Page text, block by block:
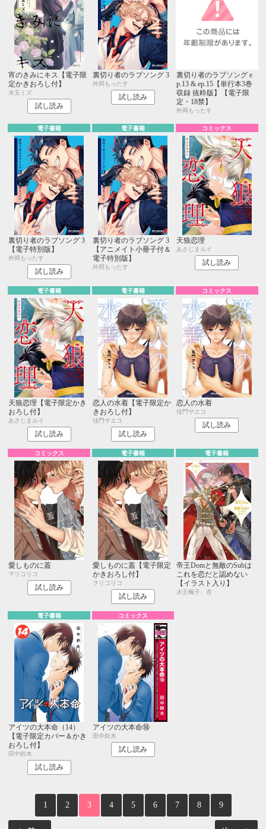
宵のきみにキス【電子限
定かきおろし付】
水玉ミズ
試し読み
裏切り者のラブソング 3
外岡もったす
試し読み
裏切り者のラブソング e
p.13 & ep.15【単行本3巻
収録 抜粋版】【電子限
定・18禁】
外岡もったす
電子書籍
裏切り者のラブソング 3
【電子特別版】
外岡もったす
試し読み
電子書籍
裏切り者のラブソング 3
【アニメイト小冊子付＆
電子特別版】
外岡もったす
コミックス
天狼恋理
あさじまルイ
試し読み
電子書籍
天狼恋理【電子限定かき
おろし付】
あさじまルイ
試し読み
電子書籍
恋人の水着【電子限定か
きおろし付】
佳門サエコ
試し読み
コミックス
恋人の水着
佳門サエコ
試し読み
コミックス
愛しものに蓋
ヲリコリコ
試し読み
電子書籍
愛しものに蓋【電子限定
かきおろし付】
ヲリコリコ
試し読み
電子書籍
帝王Domと無敵のSubは
これを恋だと認めない
【イラスト入り】
水壬楓子、杏
電子書籍
アイツの大本命（14）
【電子限定カバー＆かき
おろし付】
田中鈴木
試し読み
コミックス
アイツの大本命⑭
田中鈴木
試し読み
1 2 3 4 5 6 7 8 9